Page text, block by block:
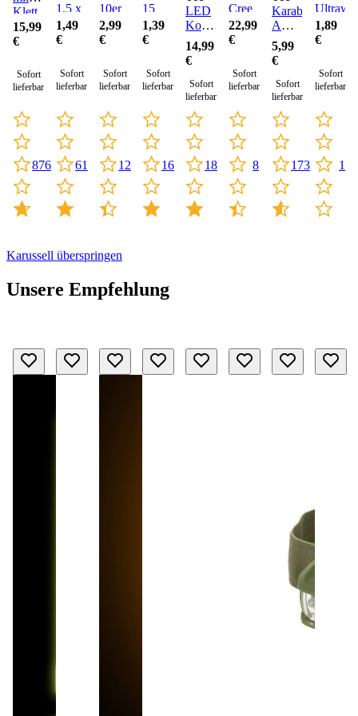
Klett
5er-
Satz
15,99
€
Sofort
lieferbar
876
1.5 x
15
cm
1,49
€
Sofort
lieferbar
61
10er
Set
2,99
€
Sofort
lieferbar
12
15
cm
1,39
€
Sofort
lieferbar
16
LED
Kopflampe
4-
farbig
- 65
Lumen
14,99
€
Sofort
lieferbar
18
Cree
mit
Focus
22,99
€
Sofort
lieferbar
8
Karabiner
ABS
2er-
Set
5,99
€
Sofort
lieferbar
173
1,89
€
Sofort
lieferbar
1
Karussell überspringen
Unsere Empfehlung